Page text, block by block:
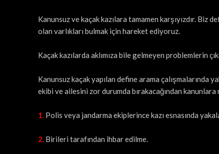
Kanunsuz ve kaçak kazılara tamamen karşıyızdır. Biz
olan varlıkları bulmak için hareket ediyoruz.
Kaçak kazılarda aklımıza bile gelmeyen problemlerin
Kanunsuz kaçak yapılan define arama çalışmalarında
ekibi ve ailesini zor durumda bırakacağından
1. Polis veya jandarma ekiplerince kazı esnasında
2. Birileri tarafından ihbar edilme.